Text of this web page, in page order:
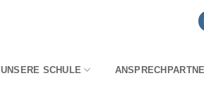
UNSERE SCHULE